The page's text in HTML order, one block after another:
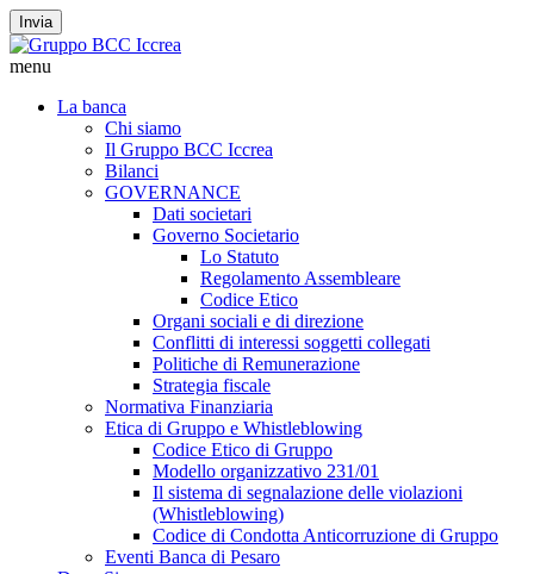
Invia
menu
La banca
Chi siamo
Il Gruppo BCC Iccrea
Bilanci
GOVERNANCE
Dati societari
Governo Societario
Lo Statuto
Regolamento Assembleare
Codice Etico
Organi sociali e di direzione
Conflitti di interessi soggetti collegati
Politiche di Remunerazione
Strategia fiscale
Normativa Finanziaria
Etica di Gruppo e Whistleblowing
Codice Etico di Gruppo
Modello organizzativo 231/01
Il sistema di segnalazione delle violazioni
(Whistleblowing)
Codice di Condotta Anticorruzione di Gruppo
Eventi Banca di Pesaro